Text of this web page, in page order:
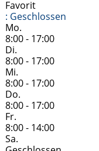
Favorit
: Geschlossen
Mo.
8:00 - 17:00
Di.
8:00 - 17:00
Mi.
8:00 - 17:00
Do.
8:00 - 17:00
Fr.
8:00 - 14:00
Sa.